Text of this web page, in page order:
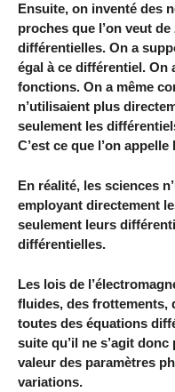
Ensuite, on inventé des
proches que l’on veut
différentielles. On a
égal à ce différentiel. On
fonctions. On a même
n’utilisaient plus
seulement les
C’est ce que l’on
En réalité, les sciences
employant directement
seulement leurs
différentielles.
Les lois de
fluides, des frottements,
toutes des équations
suite qu’il ne s’agit
valeur des paramètres
variations.